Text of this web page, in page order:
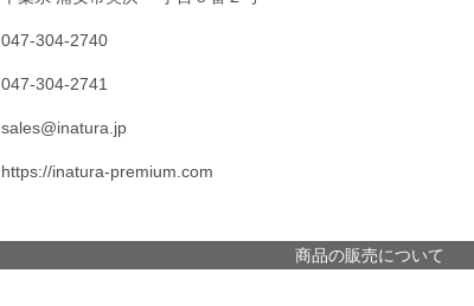
047-304-2740
047-304-2741
sales@inatura.jp
https://inatura-premium.com
商品の販売について